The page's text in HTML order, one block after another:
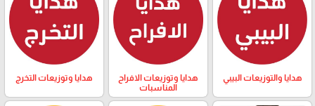
هدايا والتوزيعات البيبي
هدايا وتوزيعات الافراح
المناسبات
هدايا وتوزيعات التخرج